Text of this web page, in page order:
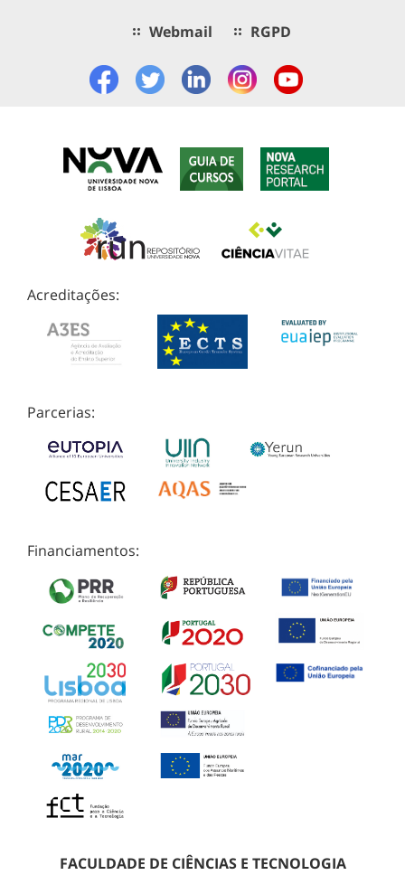
Webmail RGPD
Acreditações:
Parcerias:
Financiamentos:
FACULDADE DE CIÊNCIAS E TECNOLOGIA